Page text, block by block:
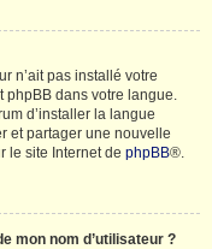
n’ait pas installé votre
phpBB dans votre langue.
d’installer la langue
et partager une nouvelle
le site Internet de phpBB®.
mon nom d’utilisateur ?